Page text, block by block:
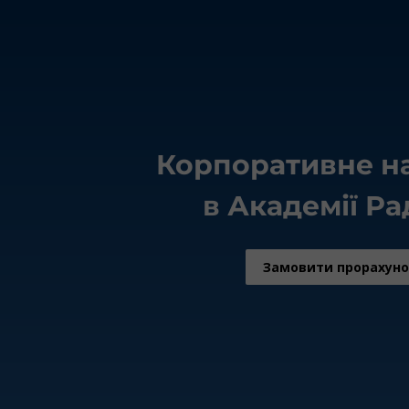
Корпоративне
в Академії
Замовити